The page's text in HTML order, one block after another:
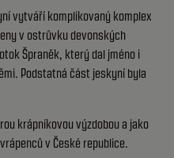
vytváří komplikovaný komplex
v ostrůvku devonských
Špraněk, který dal jméno i
Podstatná část jeskyní byla
krápníkovou výzdobou a jako
v České republice.